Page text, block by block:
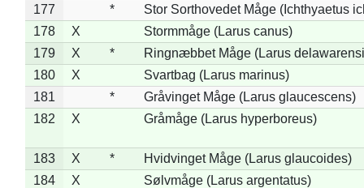
177
*
Stor Sorthovedet Måge (Ichthyaetus
178
X
Stormmåge (Larus canus)
179
X *
Ringnæbbet Måge (Larus
180
X
Svartbag (Larus marinus)
181
*
Gråvinget Måge (Larus glaucescens)
182
X Gråmåge (Larus hyperboreus)
183 X *
Hvidvinget Måge (Larus glaucoides)
184
X
Sølvmåge (Larus argentatus)